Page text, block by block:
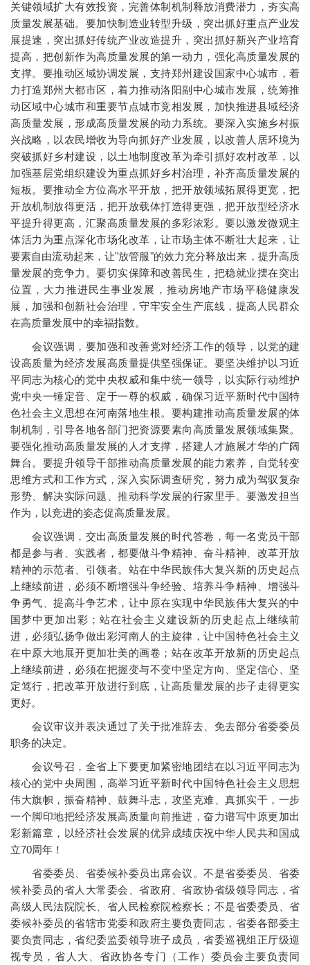
关键领域扩大有效投资，完善体制机制释放消费潜力，夯实高
质量发展基础。要加快制造业转型升级，突出抓好重点产业发
展提速，突出抓好传统产业改造提升，突出抓好新兴产业培育
提高，把创新作为高质量发展的第一动力，强化高质量发展的
支撑。要推动区域协调发展，支持郑州建设国家中心城市，着
力打造郑州大都市区，着力推动洛阳副中心城市发展，统筹推
动区域中心城市和重要节点城市竞相发展，加快推进县域经济
高质量发展，形成高质量发展的动力系统。要深入实施乡村振
兴战略，以农民增收为导向抓好产业发展，以改善人居环境为
突破抓好乡村建设，以土地制度改革为牵引抓好农村改革，以
加强基层党组织建设为重点抓好乡村治理，补齐高质量发展的
短板。要推动全方位高水平开放，把开放领域拓展得更宽，把
开放机制放得更活，把开放载体打造得更强，把开放型经济水
平提升得更高，汇聚高质量发展的多彩浓彩。要以激发微观主
体活力为重点深化市场化改革，让市场主体不断壮大起来，让
要素自由流动起来，让"放管服"的效力充分释放出来，提升高质
量发展的竞争力。要切实保障和改善民生，把稳就业摆在突出
位置，大力推进民生事业发展，推动房地产市场平稳健康发
展，加强和创新社会治理，守牢安全生产底线，提高人民群众
在高质量发展中的幸福指数。
会议强调，要加强和改善党对经济工作的领导，以党的建
设高质量为经济发展高质量提供坚强保证。要坚决维护以习近
平同志为核心的党中央权威和集中统一领导，以实际行动维护
党中央一锤定音、定于一尊的权威，确保习近平新时代中国特
色社会主义思想在河南落地生根。要构建推动高质量发展的体
制机制，引导各地各部门把资源要素向高质量发展领域集聚。
要强化推动高质量发展的人才支撑，搭建人才施展才华的广阔
舞台。要提升领导干部推动高质量发展的能力素养，自觉转变
思维方式和工作方式，深入实际调查研究，努力成为驾驭复杂
形势、解决实际问题、推动科学发展的行家里手。要激发担当
作为，以竞进的姿态促高质量发展。
会议强调，交出高质量发展的时代答卷，每一名党员干部
都是参与者、实践者，都要做斗争精神、奋斗精神、改革开放
精神的示范者、引领者。站在中华民族伟大复兴新的历史起点
上继续前进，必须不断增强斗争经验、培养斗争精神、增强斗
争勇气、提高斗争艺术，让中原在实现中华民族伟大复兴的中
国梦中更加出彩；站在社会主义建设新的历史起点上继续前
进，必须弘扬争做出彩河南人的主旋律，让中国特色社会主义
在中原大地展开更加壮美的画卷；站在改革开放新的历史起点
上继续前进，必须在把握变与不变中坚定方向、坚定信心、坚
定笃行，把改革开放进行到底，让高质量发展的步子走得更实
更好。
会议审议并表决通过了关于批准辞去、免去部分省委委员
职务的决定。
会议号召，全省上下要更加紧密地团结在以习近平同志为
核心的党中央周围，高举习近平新时代中国特色社会主义思想
伟大旗帜，振奋精神、鼓舞斗志，攻坚克难、真抓实干，一步
一个脚印地把经济发展高质量向前推进，奋力谱写中原更加出
彩新篇章，以经济社会发展的优异成绩庆祝中华人民共和国成
立70周年！
省委委员、省委候补委员出席会议。不是省委委员、省委
候补委员的省人大常委会、省政府、省政协省级领导同志，省
高级人民法院院长、省人民检察院检察长；不是省委委员、省
委候补委员的省辖市党委和政府主要负责同志，省委各部委主
要负责同志，省纪委监委领导班子成员，省委巡视组正厅级巡
视专员，省人大、省政协各专门（工作）委员会主要负责同